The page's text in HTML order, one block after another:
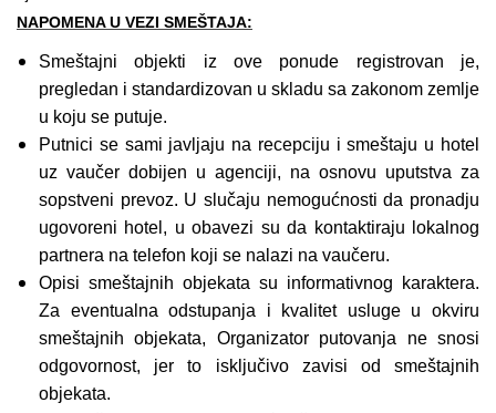
NAPOMENA U VEZI SMEŠTAJA:
Smeštajni objekti iz ove ponude registrovan je,
pregledan i standardizovan u skladu sa zakonom zemlje
u koju se putuje.
Putnici se sami javljaju na recepciju i smeštaju u hotel
uz vaučer dobijen u agenciji, na osnovu uputstva za
sopstveni prevoz. U slučaju nemogućnosti da pronadju
ugovoreni hotel, u obavezi su da kontaktiraju lokalnog
partnera na telefon koji se nalazi na vaučeru.
Opisi smeštajnih objekata su informativnog karaktera.
Za eventualna odstupanja i kvalitet usluge u okviru
smeštajnih objekata, Organizator putovanja ne snosi
odgovornost, jer to isključivo zavisi od smeštajnih
objekata.